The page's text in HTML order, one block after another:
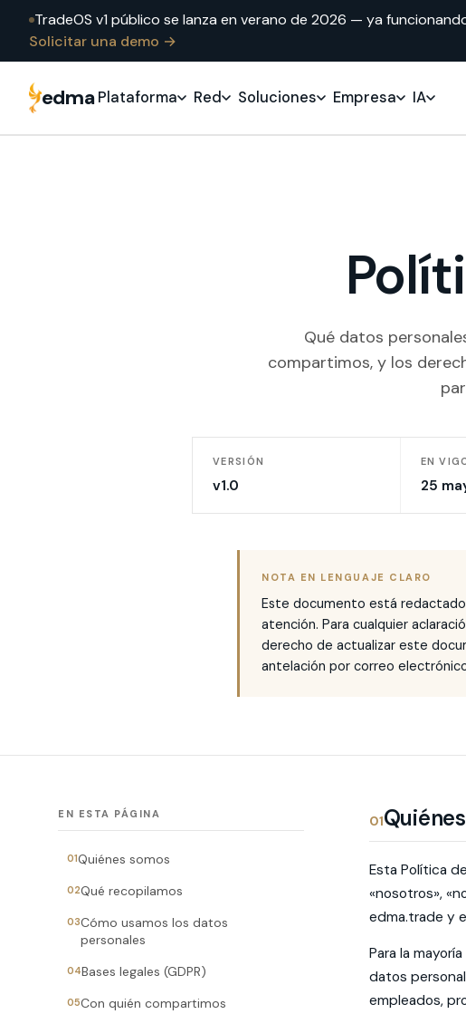
TradeOS v1 público se lanza en verano de 2026 — ya
Solicitar una demo →
edma Plataforma Red Soluciones Empresa IA
Qué datos
compartimos, y los
VERSIÓN
v1.0
EN
25
NOTA EN LENGUAJE CLARO
Este documento está redactado
atención. Para cualquier
derecho de actualizar este
antelación por correo
EN ESTA PÁGINA
01Quiénes somos
02Qué recopilamos
03Cómo usamos los datos
personales
04Bases legales (GDPR)
05Con quién compartimos
01
Esta Política
«nosotros»,
edma.trade y
Para la
datos
empleados,